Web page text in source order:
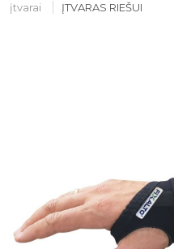
įtvarai
ĮTVARAS RIEŠUI